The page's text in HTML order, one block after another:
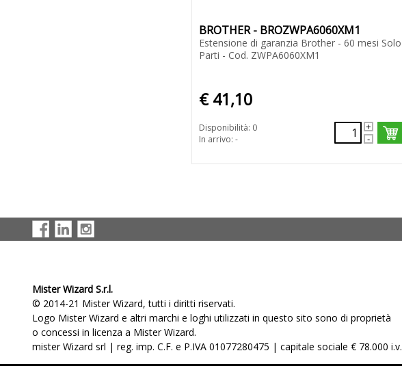
BROTHER - BROZWPA6060XM1
Estensione di garanzia Brother - 60 mesi Solo
Parti - Cod. ZWPA6060XM1
€ 41,10
Disponibilità: 0
In arrivo: -
Mister Wizard S.r.l.
© 2014-21 Mister Wizard, tutti i diritti riservati.
Logo Mister Wizard e altri marchi e loghi utilizzati in questo sito sono di proprietà
o concessi in licenza a Mister Wizard.
mister Wizard srl | reg. imp. C.F. e P.IVA 01077280475 | capitale sociale € 78.000 i.v.